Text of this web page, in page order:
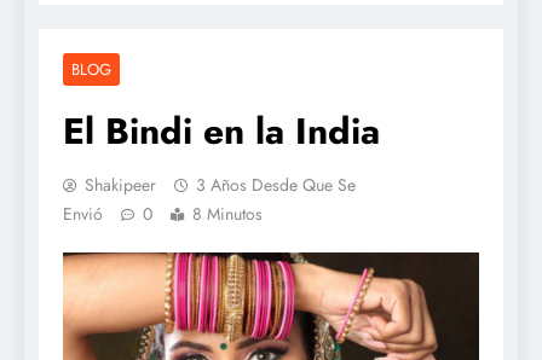
BLOG
El Bindi en la India
Shakipeer
3 Años Desde Que Se
Envió
0 8 Minutos